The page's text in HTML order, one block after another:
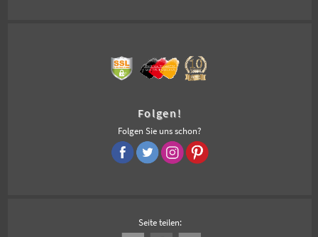
Folgen!
Folgen Sie uns schon?
Seite teilen: